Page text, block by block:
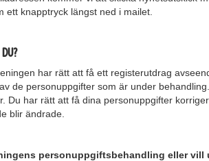
ett knapptryck längst ned i mailet.
har rätt att få ett registerutdrag
de personuppgifter som är under
Du har rätt att få dina personuppgifter
blir ändrade.
personuppgiftsbehandling eller